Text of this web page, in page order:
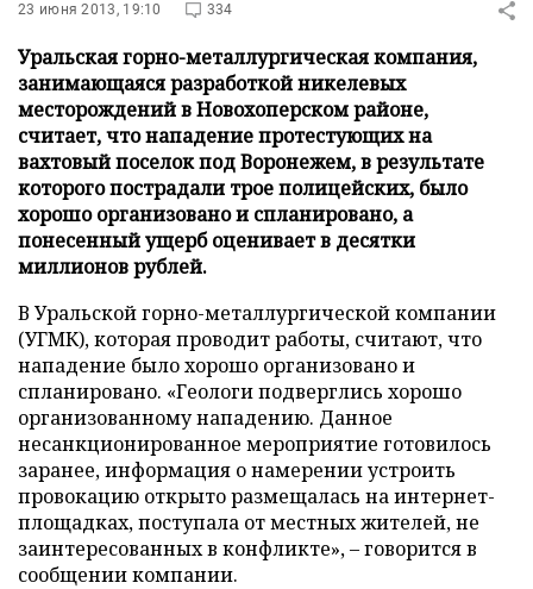
23 июня 2013, 19:10 334
Уральская горно-металлургическая компания,
занимающаяся разработкой никелевых
месторождений в Новохоперском районе,
считает, что нападение протестующих на
вахтовый поселок под Воронежем, в результате
которого пострадали трое полицейских, было
хорошо организовано и спланировано, а
понесенный ущерб оценивает в десятки
миллионов рублей.
В Уральской горно-металлургической компании
(УГМК), которая проводит работы, считают, что
нападение было хорошо организовано и
спланировано. «Геологи подверглись хорошо
организованному нападению. Данное
несанкционированное мероприятие готовилось
заранее, информация о намерении устроить
провокацию открыто размещалась на интернет-
площадках, поступала от местных жителей, не
заинтересованных в конфликте», – говорится в
сообщении компании.